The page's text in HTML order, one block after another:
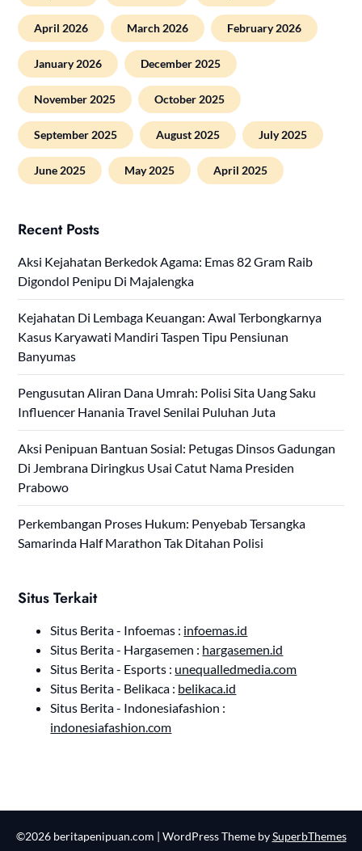
April 2026 March 2026 February 2026
January 2026 December 2025
November 2025 October 2025
September 2025 August 2025 July 2025
June 2025 May 2025 April 2025
Recent Posts
Aksi Kejahatan Berkedok Agama: Emas 82 Gram Raib
Digondol Penipu Di Majalengka
Kejahatan Di Lembaga Keuangan: Awal Terbongkarnya
Kasus Karyawati Mandiri Taspen Tipu Pensiunan
Banyumas
Pengusutan Aliran Dana Umrah: Polisi Sita Uang Saku
Influencer Hanania Travel Senilai Puluhan Juta
Aksi Penipuan Bantuan Sosial: Petugas Dinsos Gadungan
Di Jembrana Diringkus Usai Catut Nama Presiden
Prabowo
Perkembangan Proses Hukum: Penyebab Tersangka
Samarinda Half Marathon Tak Ditahan Polisi
Situs Terkait
Situs Berita - Infoemas : infoemas.id
Situs Berita - Hargasemen : hargasemen.id
Situs Berita - Esports : unequalledmedia.com
Situs Berita - Belikaca : belikaca.id
Situs Berita - Indonesiafashion :
indonesiafashion.com
©2026 beritapenipuan.com | WordPress Theme bySuperbThemes